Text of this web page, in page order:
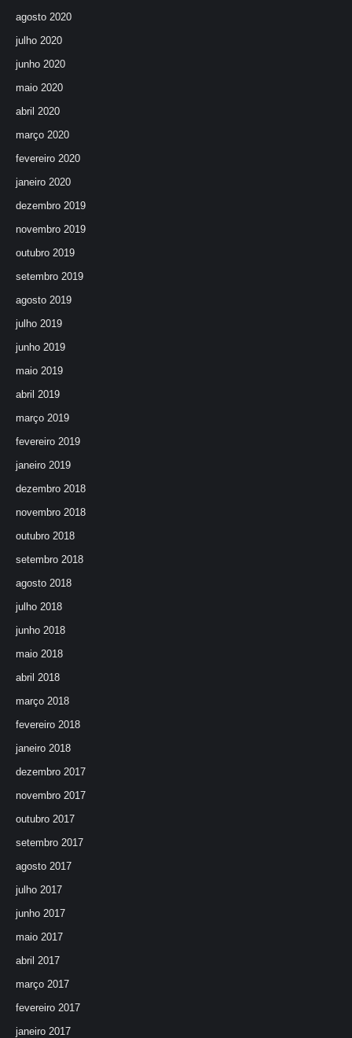
agosto 2020
julho 2020
junho 2020
maio 2020
abril 2020
março 2020
fevereiro 2020
janeiro 2020
dezembro 2019
novembro 2019
outubro 2019
setembro 2019
agosto 2019
julho 2019
junho 2019
maio 2019
abril 2019
março 2019
fevereiro 2019
janeiro 2019
dezembro 2018
novembro 2018
outubro 2018
setembro 2018
agosto 2018
julho 2018
junho 2018
maio 2018
abril 2018
março 2018
fevereiro 2018
janeiro 2018
dezembro 2017
novembro 2017
outubro 2017
setembro 2017
agosto 2017
julho 2017
junho 2017
maio 2017
abril 2017
março 2017
fevereiro 2017
janeiro 2017